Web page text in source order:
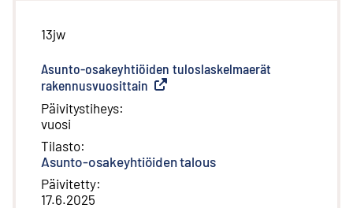
13jw
Asunto-osakeyhtiöiden tuloslaskelmaerät
rakennusvuosittain Ulkoinen linkki
Päivitystiheys:
vuosi
Tilasto:
Asunto-osakeyhtiöiden talous
Päivitetty:
17.6.2025